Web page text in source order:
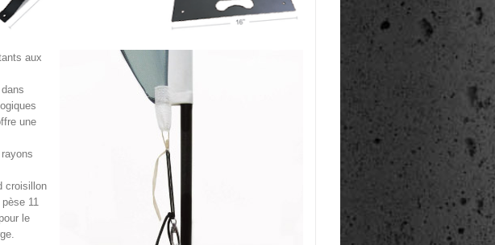
aux
une
croisillon
11
le